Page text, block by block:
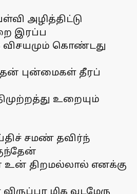
அழித்திட்டு
இரப்ப
விசயமும் கொண்டது
தன் புன்மைகள் தீரப்
உறையும்
சமண் தவிர்ந்
திறமல்லால் எனக்கு
மிக வடமேரு